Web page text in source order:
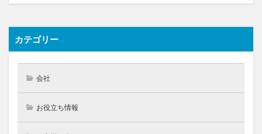
カテゴリー
会社
お役立ち情報